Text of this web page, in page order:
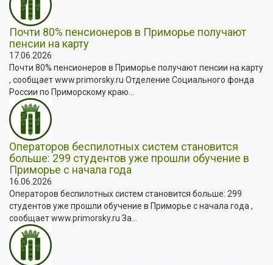
Почти 80% пенсионеров в Приморье получают
пенсии на карту
17.06.2026
Почти 80% пенсионеров в Приморье получают пенсии на карту
, сообщает www.primorsky.ru Отделение Социального фонда
России по Приморскому краю...
Операторов беспилотных систем становится
больше: 299 студентов уже прошли обучение в
Приморье с начала года
16.06.2026
Операторов беспилотных систем становится больше: 299
студентов уже прошли обучение в Приморье с начала года ,
сообщает www.primorsky.ru За...